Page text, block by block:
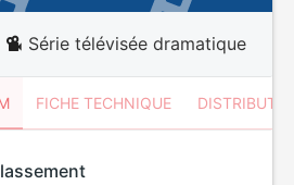
Série télévisée dramatique
FICHE TECHNIQUE